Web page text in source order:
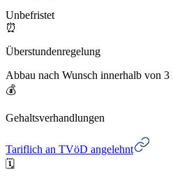
Unbefristet
⏰
Überstundenregelung
Abbau nach Wunsch innerhalb von 3
💰
Gehaltsverhandlungen
Tariflich an TVöD angelehnt
🗓️